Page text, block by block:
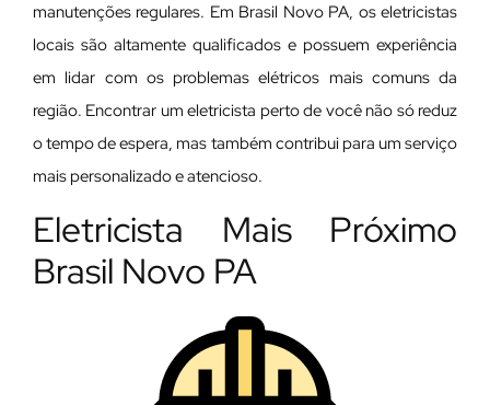
manutenções regulares. Em Brasil Novo PA, os eletricistas
locais são altamente qualificados e possuem experiência
em lidar com os problemas elétricos mais comuns da
região. Encontrar um eletricista perto de você não só reduz
o tempo de espera, mas também contribui para um serviço
mais personalizado e atencioso.
Eletricista Mais Próximo
Brasil Novo PA